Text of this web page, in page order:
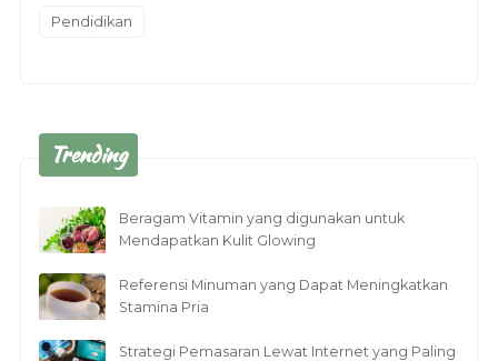
Pendidikan
Trending
Beragam Vitamin yang digunakan untuk
Mendapatkan Kulit Glowing
Referensi Minuman yang Dapat Meningkatkan
Stamina Pria
Strategi Pemasaran Lewat Internet yang Paling